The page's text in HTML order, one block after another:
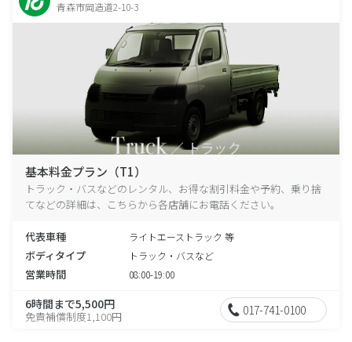
青森市岡造道2-10-3
基本料金プラン（T1）
トラック・バスなどのレンタル、お得な割引料金や予約、乗り捨
てなどの詳細は、こちらから各店舗にお電話ください。
代表車種 ライトエーストラック 等
ボディタイプ トラック・バスなど
営業時間 08:00-19:00
6時間まで5,500円
免責補償制度1,100円 017-741-0100